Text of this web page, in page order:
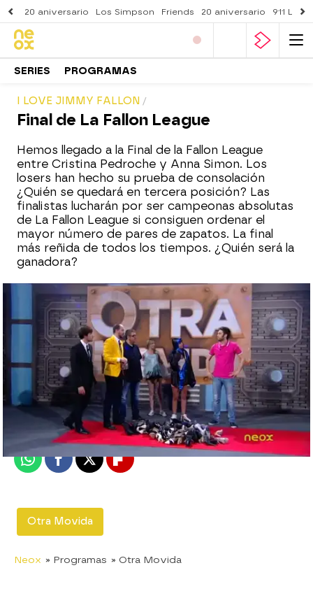
20 aniversario Los Simpson Friends 20 aniversario 911
SERIES PROGRAMAS
I LOVE JIMMY FALLON
Final de La Fallon League
Hemos llegado a la Final de la Fallon League
entre Cristina Pedroche y Anna Simon. Los
losers han hecho su prueba de consolación
¿Quién se quedará en tercera posición? Las
finalistas lucharán por ser campeonas absolutas
de La Fallon League si consiguen ordenar el
mayor número de pares de zapatos. La final
más reñida de todos los tiempos. ¿Quién será la
ganadora?
neox
Publicado: 19 de junio de 2012, 17:08
WhatsappFacebook
X Flipboard
Otra Movida
Neox » Programas » Otra Movida